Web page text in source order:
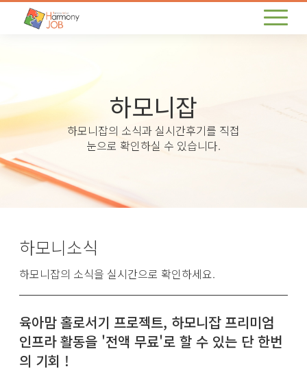
하모니잡
하모니잡의 소식과 실시간후기를 직접
눈으로 확인하실 수 있습니다.
하모니소식
하모니잡의 소식을 실시간으로 확인하세요.
육아맘 홀로서기 프로젝트, 하모니잡 프리미엄
인프라 활동을 '전액 무료'로 할 수 있는 단 한번
의 기회 !